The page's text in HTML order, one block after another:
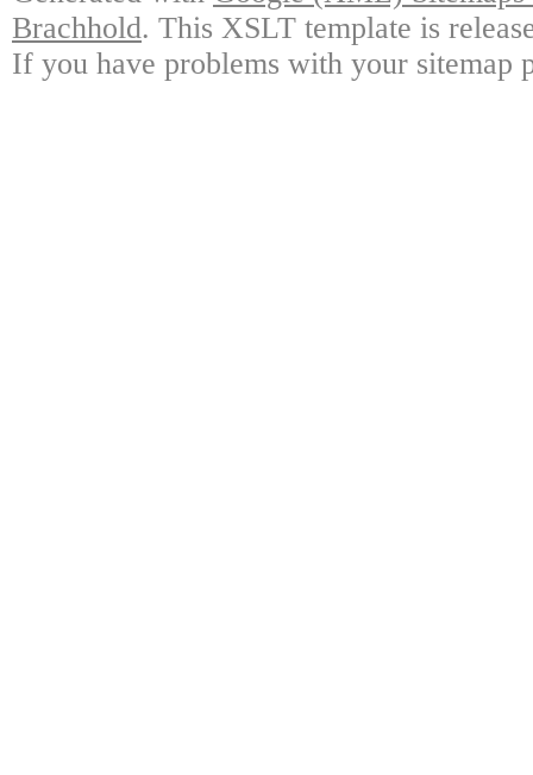
Brachhold. This XSLT template is
If you have problems with your sitemap